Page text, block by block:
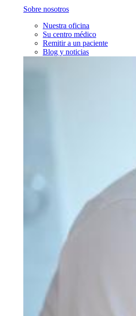
Sobre nosotros
Nuestra oficina
Su centro médico
Remitir a un paciente
Blog y noticias